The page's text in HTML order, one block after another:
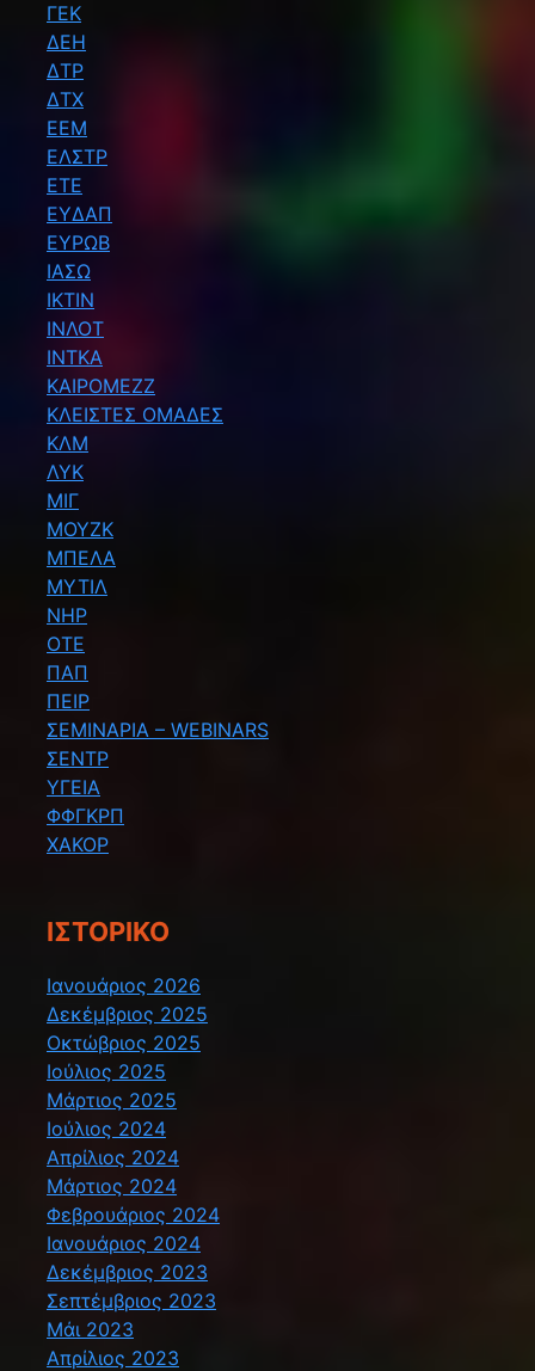
ΓΕΚ
ΔΕΗ
ΔΤΡ
ΔΤΧ
ΕΕΜ
ΕΛΣΤΡ
ΕΤΕ
ΕΥΔΑΠ
ΕΥΡΩΒ
ΙΑΣΩ
ΙΚΤΙΝ
ΙΝΛΟΤ
ΙΝΤΚΑ
ΚΑΙΡΟΜΕΖΖ
ΚΛΕΙΣΤΕΣ ΟΜΑΔΕΣ
ΚΛΜ
ΛΥΚ
ΜΙΓ
ΜΟΥΖΚ
ΜΠΕΛΑ
ΜΥΤΙΛ
ΝΗΡ
ΟΤΕ
ΠΑΠ
ΠΕΙΡ
ΣΕΜΙΝΑΡΙΑ – WEBINARS
ΣΕΝΤΡ
ΥΓΕΙΑ
ΦΦΓΚΡΠ
ΧΑΚΟΡ
ΙΣΤΟΡΙΚΌ
Ιανουάριος 2026
Δεκέμβριος 2025
Οκτώβριος 2025
Ιούλιος 2025
Μάρτιος 2025
Ιούλιος 2024
Απρίλιος 2024
Μάρτιος 2024
Φεβρουάριος 2024
Ιανουάριος 2024
Δεκέμβριος 2023
Σεπτέμβριος 2023
Μάι 2023
Απρίλιος 2023